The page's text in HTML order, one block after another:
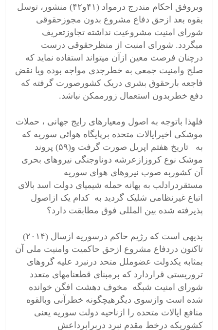
وبروفق احکام مندرج درمواد (۴۱و۴۲) منشور، توسل
بقوه بعد ازحق دفاع مشروع بدون مجوزحقوقی
شورای امنیت مشروعیت نداشته تجاوزتعریف
میگردد. شورای امنیت از منظرحقوقی درست
درچنان فرصت معین ازآن میتواند استفاده نماید که
صلح وامنیت جمعی به خطرجدی مواجه بوده ویا نقض
فاجعه بارحقوق بشری دریک کشورصورت گرفته که
دفع خطربدون استعمال زورممکن نباشد.
فلهذا باتوجه به اصول ومعیارهای رایج جهانی ، حملات
موشکی اخیرایالات متحده برپایگاه هوائی سوریه که
به تاریخ هفتم اپریل صورت گرفت و(۵۹) پروند
موشک نوع کروزازعرشه دوناوجنگی نیروهای بحری
آن کشوربه صوب نیروهای هوای سوریه
مستقردرادلب به بهانه حمله شیمیای دولت اسد بالای
اتباع غیرنظامی شلیک گردید به کدام یک ازاصول
پذیرفته شده بین المللی فوق مطابقت دارد؟
بدیهی است که رژیم حاکم درسوریه ازسال (۲۰۱۴)
تاکنون دردفاع مشروع ازحق حاکمیت وامنیت ملی آن
بمثابه یکدولت عضوملل متحد درنبرد علیه گروهای
تروریستی قراردارد که برمبنای قطعنامهای متعدد
شورای امنیت شبگه مخوف دهشت افگن خوانده
شده است وازسوی دیگرهیچگونه خطرآنی وبالقوه
منافع ایالات متحده را ازناحیه دولت سوریه یعنی
کشوریکه درخط مقدم نبرد دربرابرداعش